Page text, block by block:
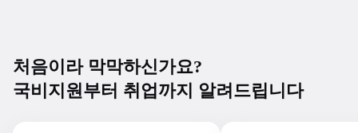
처음이라 막막하신가요?
국비지원부터 취업까지 알려드립니다